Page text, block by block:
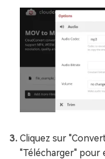
Cliquez sur
"Télécharger"